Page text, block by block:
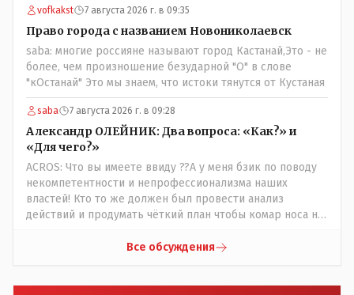
места. Сколько людей можно трудоустроить? Но зачем,
когда водитель должен и на дорогу смотреть, и оплату
контролировать , и (в редких случаях оплаты наличкой)
сдачу выдавать. У нас прогресс почему-то идет с
регрессом рука об руку. Любую хорошую задумку
умудряемся похерить(
vofkakst 7 августа 2026 г. в 09:35
Право города с названием Новониколаевск
saba: многие россияне называют город Кастанай,Это - не
более, чем произношение безударной "О" в слове
"кОстанай" Это мы знаем, что истоки тянутся от Кустаная
saba 7 августа 2026 г. в 09:28
Александр ОЛЕЙНИК: Два вопроса: «Как?» и
«Для чего?»
ACROS: Что вы имеете ввиду ??А у меня бзик по поводу
некомпетентности и непрофессионализма наших
властей! Кто то же должен был провести анализ
действий и продумать чёткий план чтобы комар носа не
центре либо кто то из родственников сидит, либо
Все обсуждения